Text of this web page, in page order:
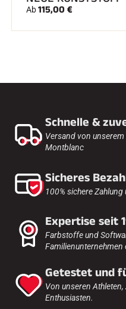
Ab115,00 €
Schnelle &
Versand von unserem
Montblanc
Sicheres
100% sichere
Expertise seit
Farbstoffe und
Familienunternehmen
Getestet und
Von unseren
Enthusiasten.